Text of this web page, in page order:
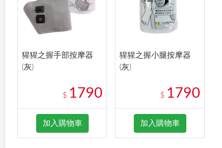
猩猩之握手部按摩器
(灰)
$ 1790
加入購物車
猩猩之握小腿按摩器
(灰)
$ 1790
加入購物車